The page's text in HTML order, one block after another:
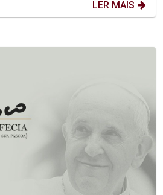
LER MAIS